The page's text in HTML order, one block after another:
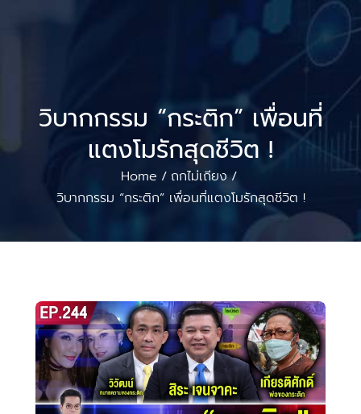
วิบากกรรม “กระติก” เพื่อนที่
แตงโมรักสุดชีวิต !
Home / ถกไม่เถียง /
วิบากกรรม “กระติก” เพื่อนที่แตงโมรักสุดชีวิต !